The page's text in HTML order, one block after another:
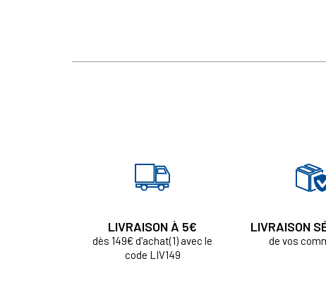
LIVRAISON À 5€
dès 149€ d'achat(1) avec le
code LIV149
LIVRAISON
de vos